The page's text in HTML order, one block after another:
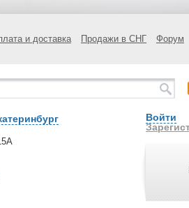
и доставка Продажи в СНГ Форум
Войти